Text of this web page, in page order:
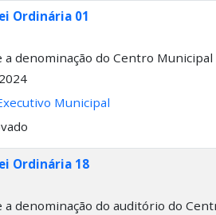
Ordinária 01
a denominação do Centro
Municipal
Ordinária 18
denominação do auditório do